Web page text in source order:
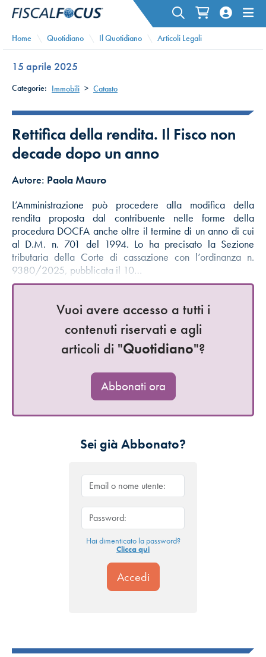
Home Quotidiano Il Quotidiano Articoli Legali
15 aprile 2025
Categorie: Immobili > Catasto
Rettifica della rendita. Il Fisco non
decade dopo un anno
Autore: Paola Mauro
L’Amministrazione può procedere alla modifica della
rendita proposta dal contribuente nelle forme della
procedura DOCFA anche oltre il termine di un anno di cui
al D.M. n. 701 del 1994. Lo ha precisato la Sezione
tributaria della Corte di cassazione con l’ordinanza n.
9380/2025, pubblicata il 10…
Vuoi avere accesso a tutti i
contenuti riservati e agli
articoli di "Quotidiano"?
Abbonati ora
Sei già Abbonato?
Hai dimenticato la password?
Clicca qui